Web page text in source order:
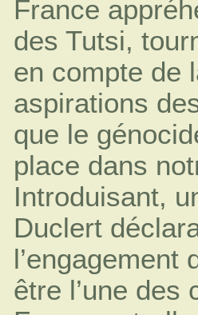
France
des Tutsi,
en compte de
aspirations
que le
place dans
Introduisant,
Duclert
l’engagement
être l’une